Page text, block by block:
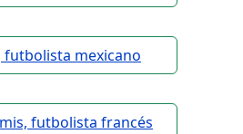
futbolista mexicano
futbolista francés